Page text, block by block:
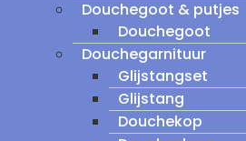
Douchegoot & putjes
Douchegoot
Douchegarnituur
Glijstangset
Glijstang
Douchekop